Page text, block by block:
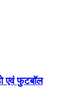
एवं फुटबॉल